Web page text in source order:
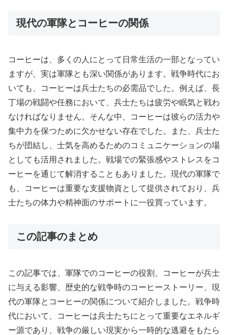
現代の軍隊とコーヒーの関係
コーヒーは、多くの人にとって日常生活の一部となってい
ますが、実は軍隊とも深い関係があります。戦争時代にお
いても、コーヒーは兵士たちの必需品でした。例えば、長
丁場の戦闘や任務において、兵士たちは疲労や眠気と戦わ
なければなりません。そんな中、コーヒーは彼らの活力や
集中力を保つために欠かせない存在でした。また、兵士た
ちが団結し、士気を高めるためのコミュニケーションの場
としても活用されました。戦場での緊張感やストレスをコ
ーヒーを通じて解消することもありました。現代の軍隊で
も、コーヒーは重要な支援物資として提供されており、兵
士たちの体力や精神面のサポートに一役買っています。
この記事のまとめ
この記事では、軍隊でのコーヒーの役割、コーヒーが兵士
に与える影響、歴史的な戦争時のコーヒーストーリー、現
代の軍隊とコーヒーの関係について紹介しました。戦争時
代において、コーヒーは兵士たちにとって重要なエネルギ
ー源であり、戦争の厳しい現実から一時的な逃避をもたら